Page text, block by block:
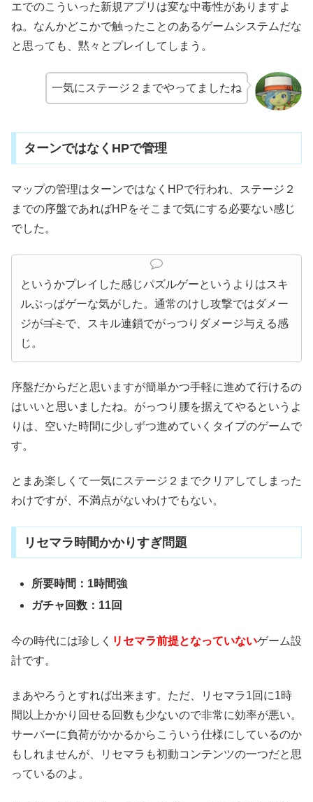
エでのこういった新規アプリは変な中毒性がありますよ
ね。なんかどこかで触ったことのあるゲームシステムだな
と思っても、黙々とプレイしてしまう。
一気にステージ２までやってましたね
ターンではなくHPで管理
マップの管理はターンではなくHPで行われ、ステージ２
までの序盤であればHPをそこまで気にする必要ない感じ
でした。
というかプレイした感じパズルゲーというよりはスキ
ルぶっぱゲーな気がした。通常のけし攻撃ではダメー
ジがゴミで、スキル連鎖でがっつりダメージ与える感
じ。
序盤だからだと思いますが簡単かつ手軽に進めて行けるの
はいいと思いましたね。がっつり腰を据えてやるというよ
りは、空いた時間に少しずつ進めていくタイプのゲームで
す。
とまあ楽しくて一気にステージ２までクリアしてしまった
わけですが、不満点がないわけでもない。
リセマラ時間かかりすぎ問題
所要時間：1時間強
ガチャ回数：11回
今の時代には珍しく リセマラ前提となっていないゲーム設
計です。
まあやろうとすれば出来ます。ただ、リセマラ1回に1時
間以上かかり回せる回数も少ないので非常に効率が悪い。
サーバーに負荷がかかるからこういう仕様にしているのか
もしれませんが、リセマラも初動コンテンツの一つだと思
っているのよ。